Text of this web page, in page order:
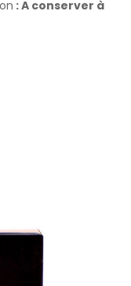
: A conserver à